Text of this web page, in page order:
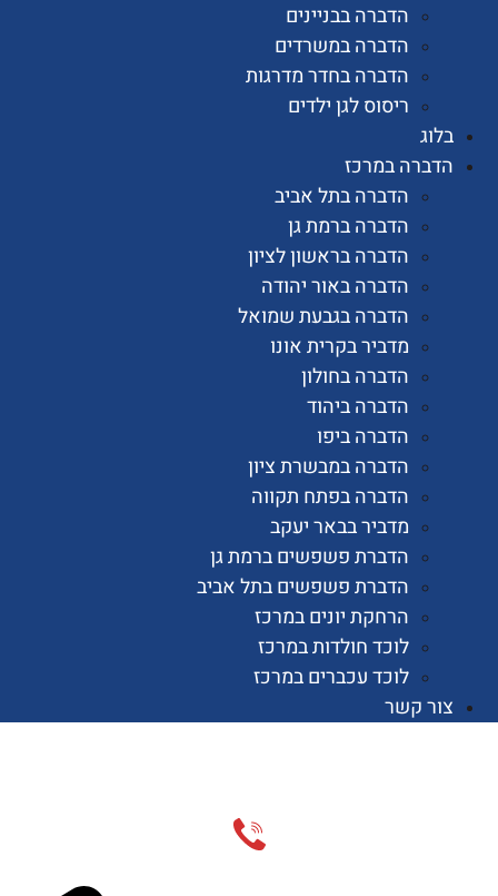
הדברה בבניינים
הדברה במשרדים
הדברה בחדר מדרגות
ריסוס לגן ילדים
במרכז
הדברה בתל אביב
הדברה ברמת גן
הדברה בראשון לציון
הדברה באור יהודה
הדברה בגבעת שמואל
מדביר בקרית אונו
הדברה בחולון
הדברה ביהוד
הדברה ביפו
הדברה במבשרת ציון
הדברה בפתח תקווה
מדביר בבאר יעקב
הדברת פשפשים ברמת גן
הדברת פשפשים בתל אביב
הרחקת יונים במרכז
לוכד חולדות במרכז
לוכד עכברים במרכז